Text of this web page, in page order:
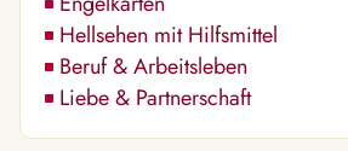
Hellsehen mit Hilfsmittel
Beruf & Arbeitsleben
Liebe & Partnerschaft